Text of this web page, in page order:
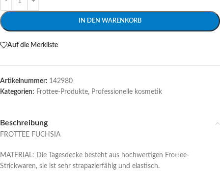
IN DEN WARENKORB
Auf die Merkliste
Artikelnummer: 142980
Kategorien: Frottee-Produkte, Professionelle kosmetik
Beschreibung
FROTTEE FUCHSIA
MATERIAL: Die Tagesdecke besteht aus hochwertigen Frottee-
Strickwaren, sie ist sehr strapazierfähig und elastisch.